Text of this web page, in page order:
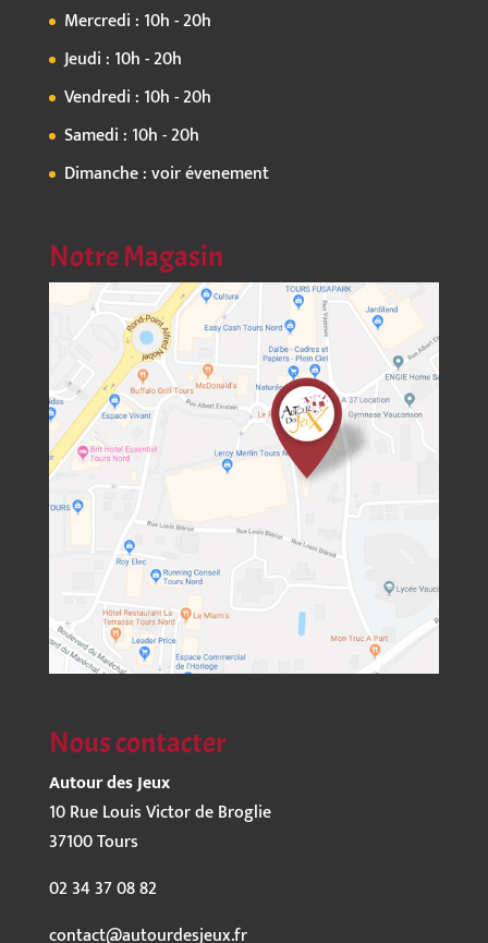
Mercredi : 10h - 20h
Jeudi : 10h - 20h
Vendredi : 10h - 20h
Samedi : 10h - 20h
Dimanche : voir évenement
Notre Magasin
Nous contacter
Autour des Jeux
10 Rue Louis Victor de Broglie
37100 Tours
02 34 37 08 82
contact@autourdesjeux.fr